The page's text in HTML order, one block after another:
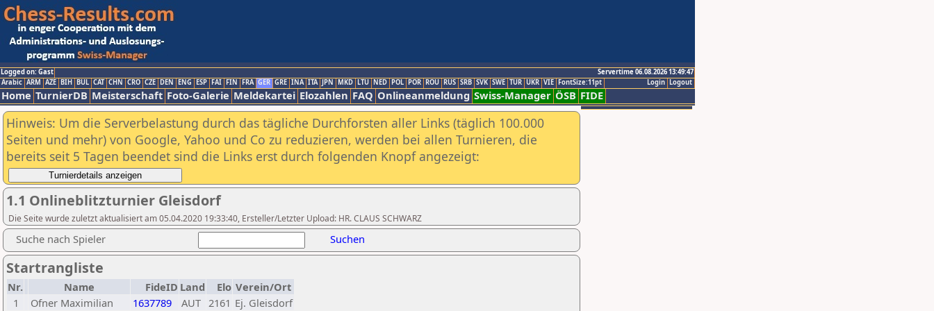
Logged on: Gast
Servertime 06.08.2026 13:49:47
Logout
Login
Arabic ARM AZE BIH BUL CAT CHN CRO CZE DEN ENG ESP FAI FIN FRA GER GRE INA ITA JPN MKD LTU NED POL POR ROU RUS SRB SVK SWE TUR UKR VIE FontSize:11pt
Home TurnierDB Meisterschaft Foto-Galerie Meldekartei Elozahlen FAQ Onlineanmeldung Swiss-Manager ÖSB FIDE
Hinweis: Um die Serverbelastung durch das tägliche Durchforsten aller Links (täglich 100.000
Seiten und mehr) von Google, Yahoo und Co zu reduzieren, werden bei allen Turnieren, die
bereits seit 5 Tagen beendet sind die Links erst durch folgenden Knopf angezeigt:
1.1 Onlineblitzturnier Gleisdorf
Die Seite wurde zuletzt aktualisiert am 05.04.2020 19:33:40, Ersteller/Letzter Upload: HR. CLAUS SCHWARZ
Suche nach Spieler Suchen
Startrangliste
Nr. Name FideID Land Elo Verein/Ort
1
Ofner Maximilian 1637789 AUT 2161 Ej. Gleisdorf